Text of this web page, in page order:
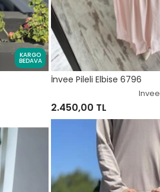
KARGO
BEDAVA
İnvee Pileli Elbise 6796
Invee
2.450,00 TL